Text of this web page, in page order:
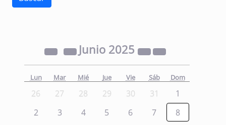
Junio 2025
Lun Mar Mié Jue Vie Sáb Dom
26 27 28 29 30 31
1
2
3 4 5 6 7
8